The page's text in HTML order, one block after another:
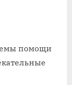
помощи